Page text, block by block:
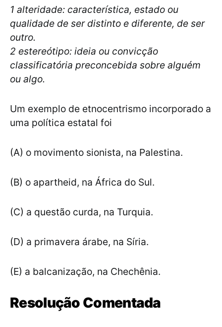
1 alteridade: característica, estado ou
qualidade de ser distinto e diferente, de ser
outro.
2 estereótipo: ideia ou convicção
classificatória preconcebida sobre alguém
ou algo.
Um exemplo de etnocentrismo incorporado a
uma política estatal foi
(A) o movimento sionista, na Palestina.
(B) o apartheid, na África do Sul.
(C) a questão curda, na Turquia.
(D) a primavera árabe, na Síria.
(E) a balcanização, na Chechênia.
Resolução Comentada